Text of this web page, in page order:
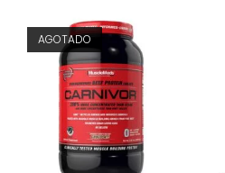
AGOTADO